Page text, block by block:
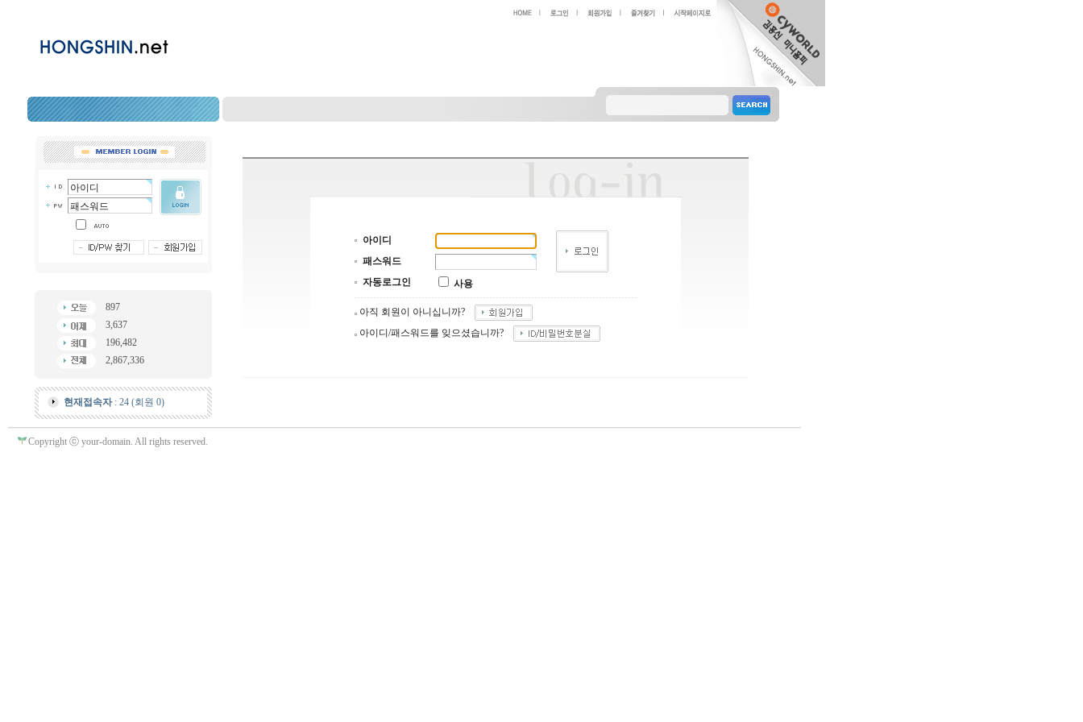
897
3,637
196,482
2,867,336
현재접속자: 24 (회원 0)
아이디
패스워드
자동로그인
사용
아직 회원이 아니십니까?
아이디/패스워드를 잊으셨습니까?
Copyright ⓒ your-domain. All rights reserved.